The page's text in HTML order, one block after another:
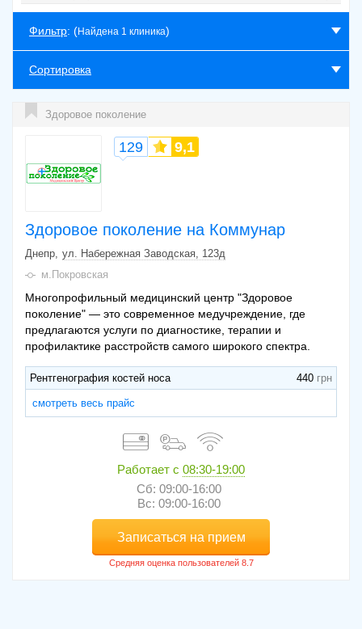
Фильтр: (Найдена 1 клиника)
Сортировка
Здоровое поколение
Здоровое поколение на Коммунар
129 9,1
Днепр ул. Набережная Заводская, 123д
м.Покровская
Многопрофильный медицинский центр "Здоровое
поколение" — это современное медучреждение, где
предлагаются услуги по диагностике, терапии и
профилактике расстройств самого широкого спектра.
Рентгенография костей носа 440
смотреть весь прайс
Работает с 08:30-19:00
Сб: 09:00-16:00
Вс: 09:00-16:00
Записаться на прием